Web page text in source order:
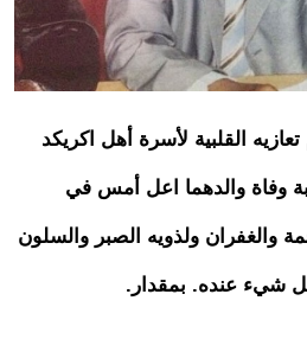
القلبية لأسرة أهل اكريكد
وفاة والدهما اعل أمس في
والغفران ولذويه الصبر والسلون
شيء عنده. بمقدار.